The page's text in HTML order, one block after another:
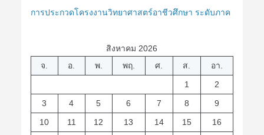
การประกวดโครงงานวิทยาศาสตร์อาชีวศึกษา ระดับภาค
สิงหาคม 2026
จ.
อ. พ. พฤ. ศ. ส.
อา.
1
2
3
4 5 6 7 8
9
10
11 12 13 14 15
16